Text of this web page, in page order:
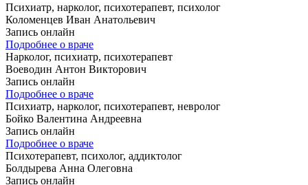
Психиатр, нарколог, психотерапевт, психолог
Коломенцев Иван Анатольевич
Запись онлайн
Подробнее о враче
Нарколог, психиатр, психотерапевт
Воеводин Антон Викторович
Запись онлайн
Подробнее о враче
Психиатр, нарколог, психотерапевт, невролог
Бойко Валентина Андреевна
Запись онлайн
Подробнее о враче
Психотерапевт, психолог, аддиктолог
Болдырева Анна Олеговна
Запись онлайн